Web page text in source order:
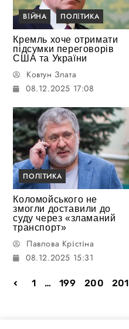
ВІЙНА ПОЛІТИКА
Кремль хоче отримати
підсумки переговорів
США та України
Ковтун Злата
08.12.2025 17:08
ПОЛІТИКА
Коломойського не
змогли доставили до
суду через «зламаний
транспорт»
Павлова Крістіна
08.12.2025 15:31
1 … 199 200 201